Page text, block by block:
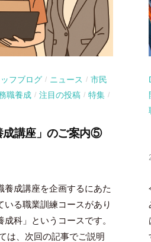
フブログ / ニュース / 市民
職養成 / 注目の投稿 / 特集 /
成講座」のご案内⑤
養成講座を企画するにあた
いる職業訓練コースがあり
科」というコースです。
は、次回の記事でご説明